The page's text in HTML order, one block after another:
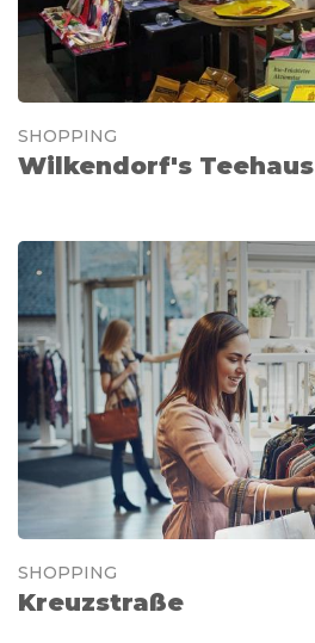
SHOPPING
Wilkendorf's Teehaus
SHOPPING
Kreuzstraße